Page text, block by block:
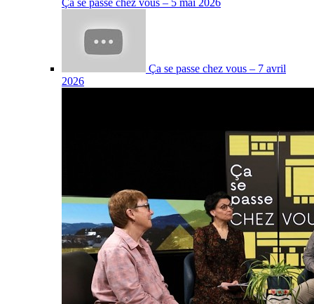
Ça se passe chez vous – 5 mai 2026
Ça se passe chez vous – 7 avril
2026